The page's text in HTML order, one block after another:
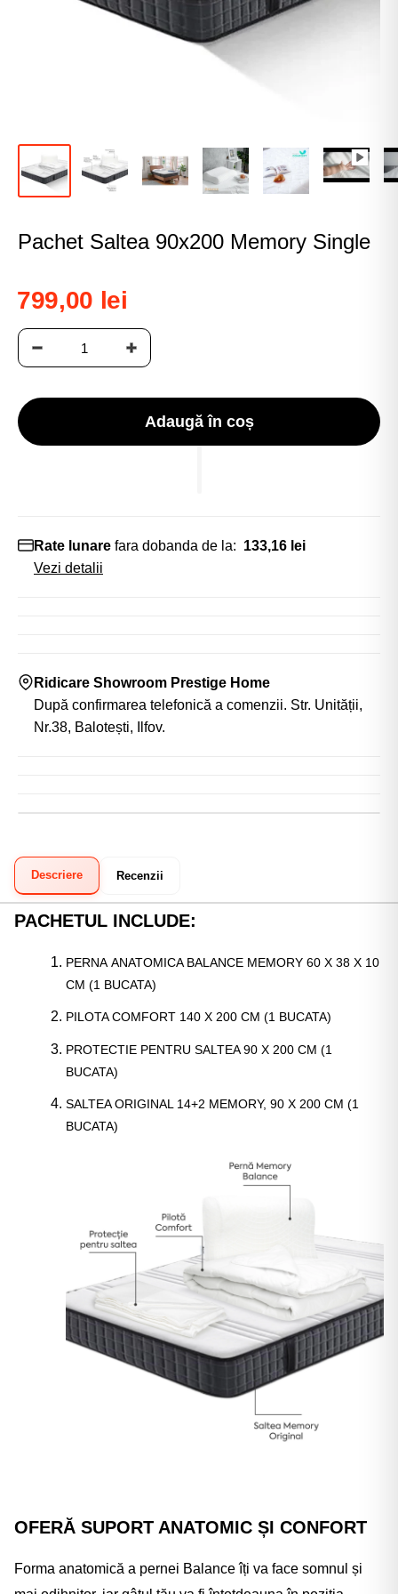
Pachet Saltea 90x200 Memory Single
799,00 lei
Adaugă în coș
Rate lunare fara dobanda de la: 133,16 lei
Vezi detalii
Ridicare Showroom Prestige Home
După confirmarea telefonică a comenzii. Str. Unității,
Nr.38, Balotești, Ilfov.
Descriere Recenzii
PACHETUL INCLUDE:
PERNA ANATOMICA BALANCE MEMORY 60 X 38 X 10
CM (1 BUCATA)
PILOTA COMFORT 140 X 200 CM (1 BUCATA)
PROTECTIE PENTRU SALTEA 90 X 200 CM (1
BUCATA)
SALTEA ORIGINAL 14+2 MEMORY, 90 X 200 CM (1
BUCATA)
OFERĂ SUPORT ANATOMIC ȘI CONFORT
Forma anatomică a pernei Balance îți va face somnul și